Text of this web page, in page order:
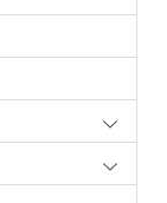
share me!